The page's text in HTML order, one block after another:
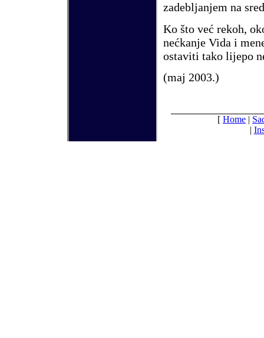
zadebljanjem na
Ko što već rekoh,
nećkanje Vida i
ostaviti tako lijepo
(maj 2003.)
[ Home |
|